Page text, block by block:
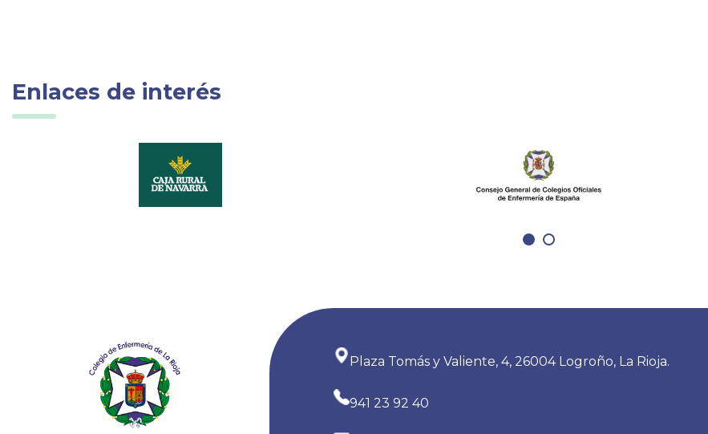
Enlaces de interés
Plaza Tomás y Valiente, 4, 26004 Logroño, La Rioja.
941 23 92 40